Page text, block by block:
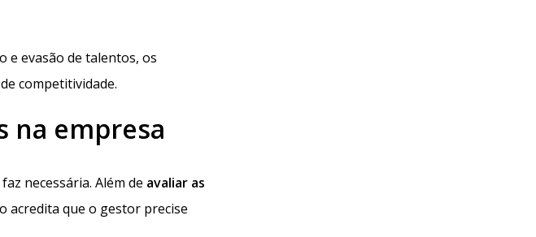
e evasão de talentos, os
competitividade.
na empresa
necessária. Além de avaliar as
acredita que o gestor precise